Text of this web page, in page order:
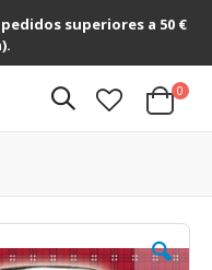
superiores a 50 €
Cart
0